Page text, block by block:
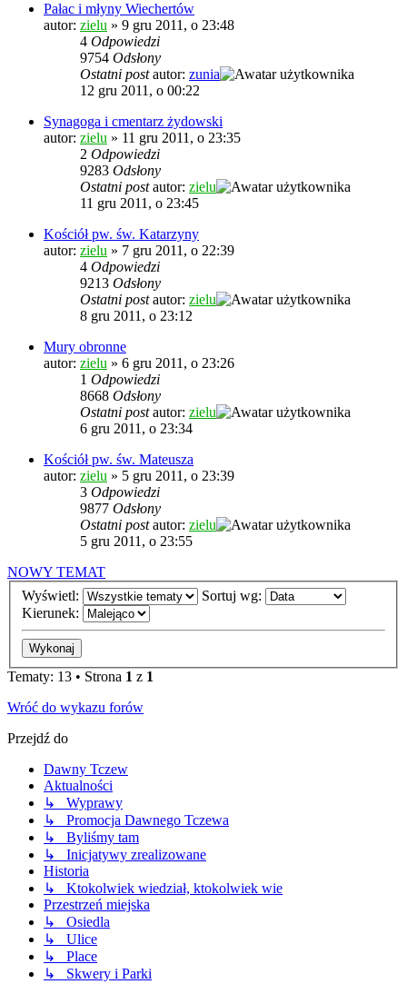
Pałac i młyny Wiechertów
autor: zielu » 9 gru 2011, o 23:48
4 Odpowiedzi
9754 Odsłony
Ostatni postautor: zunia
12 gru 2011, o 00:22
Synagoga i cmentarz żydowski
autor: zielu » 11 gru 2011, o 23:35
2 Odpowiedzi
9283 Odsłony
Ostatni postautor: zielu
11 gru 2011, o 23:45
Kościół pw. św. Katarzyny
autor: zielu » 7 gru 2011, o 22:39
4 Odpowiedzi
9213 Odsłony
Ostatni postautor: zielu
8 gru 2011, o 23:12
Mury obronne
autor: zielu » 6 gru 2011, o 23:26
1 Odpowiedzi
8668 Odsłony
Ostatni postautor: zielu
6 gru 2011, o 23:34
Kościół pw. św. Mateusza
autor: zielu » 5 gru 2011, o 23:39
3 Odpowiedzi
9877 Odsłony
Ostatni postautor: zielu
5 gru 2011, o 23:55
NOWY TEMAT
Wyświetl:
Sortuj wg:
Kierunek:
Tematy: 13 • Strona 1 z 1
Wróć do wykazu forów
Przejdź do
Dawny Tczew
Aktualności
↳ Wyprawy
↳ Promocja Dawnego Tczewa
↳ Byliśmy tam
↳ Inicjatywy zrealizowane
Historia
↳ Ktokolwiek wiedział, ktokolwiek wie
Przestrzeń miejska
↳ Osiedla
↳ Ulice
↳ Place
↳ Skwery i Parki